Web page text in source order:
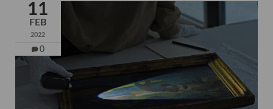
11
FEB
2022
0